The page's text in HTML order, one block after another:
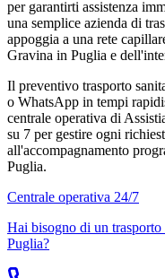
per garantirti assistenza
una semplice azienda di
appoggia a una rete
Gravina in Puglia e
Il preventivo trasporto
o WhatsApp in tempi
centrale operativa di
su 7 per gestire ogni
all'accompagnamento
Puglia.
Centrale operativa 24/7
Hai bisogno di un trasporto
Puglia?